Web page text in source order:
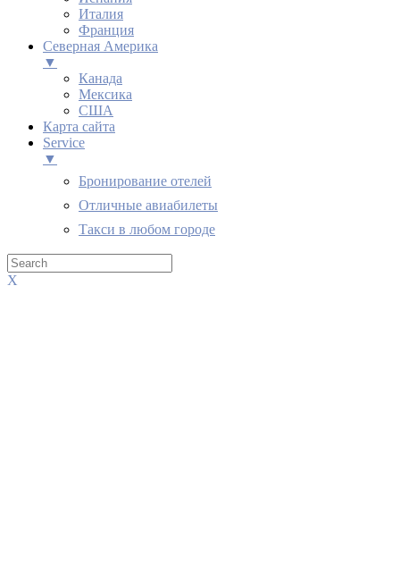
Италия
Франция
Северная Америка
▼
Канада
Мексика
США
Карта сайта
Service
▼
Бронирование отелей
Отличные авиабилеты
Такси в любом городе
X